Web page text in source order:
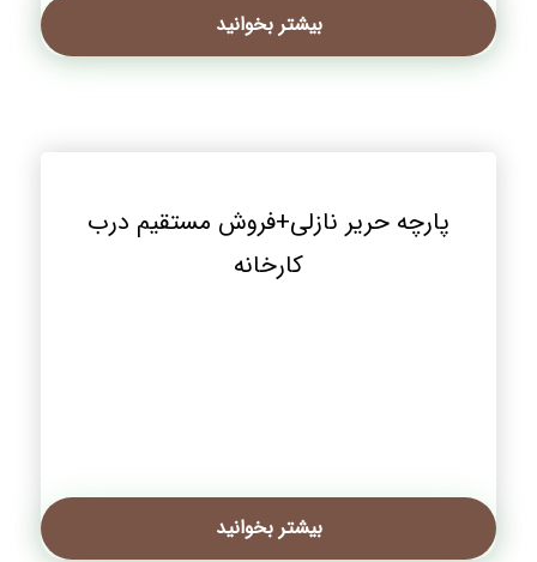
بیشتر بخوانید
پارچه حریر نازلی+فروش مستقیم درب
کارخانه
بیشتر بخوانید